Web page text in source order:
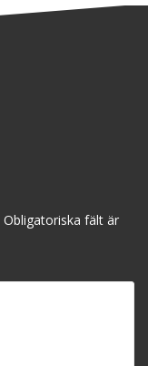
Obligatoriska fält är